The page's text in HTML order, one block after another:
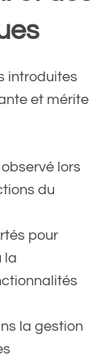
introduites
et mérite
lors
du
pour
la
la gestion